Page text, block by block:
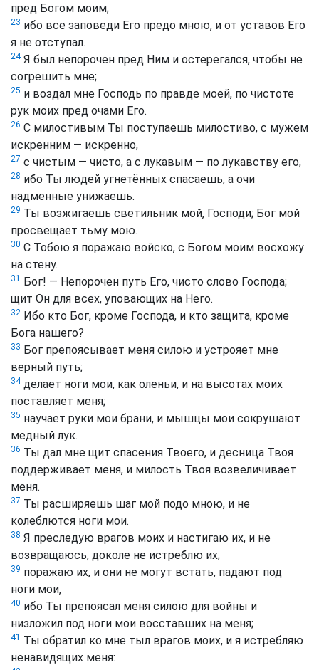
пред Богом моим;
23 ибо все заповеди Его предо мною, и от уставов Его
я не отступал.
24Я был непорочен пред Ним и остерегался, чтобы не
согрешить мне;
25 и воздал мне Господь по правде моей, по чистоте
рук моих пред очами Его.
26 С милостивым Ты поступаешь милостиво, с мужем
искренним — искренно,
27 с чистым — чисто, а с лукавым — по лукавству его,
28 ибо Ты людей угнетённых спасаешь, а очи
надменные унижаешь.
29 Ты возжигаешь светильник мой, Господи; Бог мой
просвещает тьму мою.
30 С Тобою я поражаю войско, с Богом моим восхожу
на стену.
31 Бог! — Непорочен путь Его, чисто слово Господа;
щит Он для всех, уповающих на Него.
32 Ибо кто Бог, кроме Господа, и кто защита, кроме
Бога нашего?
33 Бог препоясывает меня силою и устрояет мне
верный путь;
34делает ноги мои, как оленьи, и на высотах моих
поставляет меня;
35 научает руки мои брани, и мышцы мои сокрушают
медный лук.
36 Ты дал мне щит спасения Твоего, и десница Твоя
поддерживает меня, и милость Твоя возвеличивает
меня.
37 Ты расширяешь шаг мой подо мною, и не
колеблются ноги мои.
38 Я преследую врагов моих и настигаю их, и не
возвращаюсь, доколе не истреблю их;
39 поражаю их, и они не могут встать, падают под
ноги мои,
40 ибо Ты препоясал меня силою для войны и
низложил под ноги мои восставших на меня;
41 Ты обратил ко мне тыл врагов моих, и я истребляю
ненавидящих меня: